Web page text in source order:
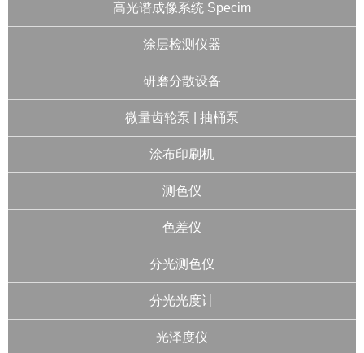
高光谱成像系统 Specim
涂层检测仪器
研磨分散设备
微量齿轮泵 | 抽桶泵
涂布印刷机
测色仪
色差仪
分光测色仪
分光光度计
光泽度仪